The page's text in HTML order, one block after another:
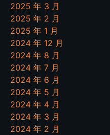
2025 年 3 月
2025 年 2 月
2025 年 1 月
2024 年 12 月
2024 年 8 月
2024 年 7 月
2024 年 6 月
2024 年 5 月
2024 年 4 月
2024 年 3 月
2024 年 2 月